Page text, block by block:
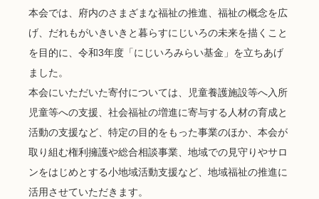
本会では、府内のさまざまな福祉の推進、福祉の概念を広
げ、だれもがいきいきと暮らすにじいろの未来を描くこと
を目的に、令和3年度「にじいろみらい基金」を立ちあげ
ました。
本会にいただいた寄付については、児童養護施設等へ入所
児童等への支援、社会福祉の増進に寄与する人材の育成と
活動の支援など、特定の目的をもった事業のほか、本会が
取り組む権利擁護や総合相談事業、地域での見守りやサロ
ンをはじめとする小地域活動支援など、地域福祉の推進に
活用させていただきます。